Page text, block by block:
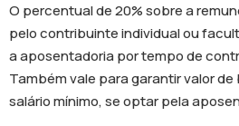
O percentual de 20% sobre a
pelo contribuinte individual ou
a aposentadoria por tempo de
Também vale para garantir valor
salário mínimo, se optar pela